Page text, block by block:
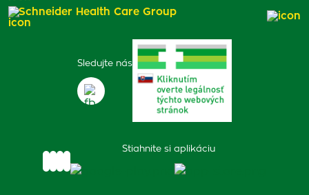
Sledujte nás
Stiahnite si aplikáciu
Schneider Health Care Group